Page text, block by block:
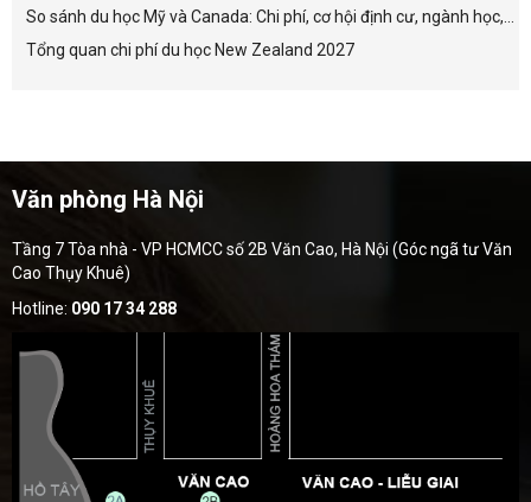
So sánh du học Mỹ và Canada: Chi phí, cơ hội định cư, ngành học,...
Tổng quan chi phí du học New Zealand 2027
Văn phòng Hà Nội
Tầng 7 Tòa nhà - VP HCMCC số 2B Văn Cao, Hà Nội (Góc ngã tư Văn
Cao Thụy Khuê)
Hotline: 090 17 34 288